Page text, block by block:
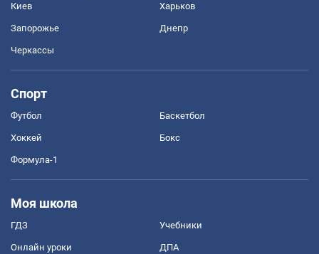
Киев Харьков
Запорожье Днепр
Черкассы
Спорт
Футбол Баскетбол
Хоккей Бокс
Формула-1
Моя школа
ГДЗ Учебники
Онлайн уроки ДПА